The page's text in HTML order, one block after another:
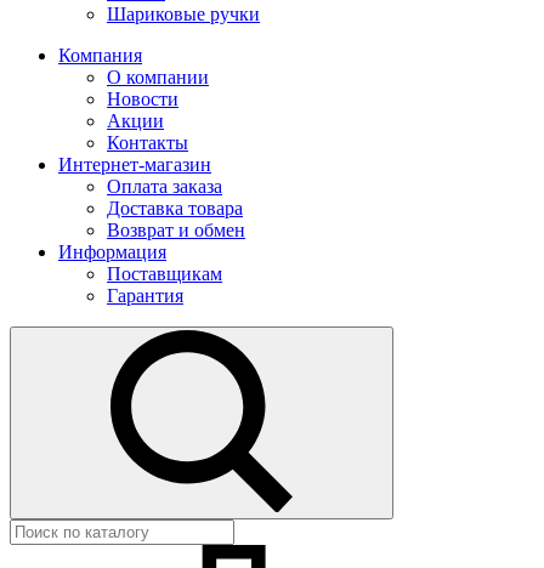
Шариковые ручки
Компания
О компании
Новости
Акции
Контакты
Интернет-магазин
Оплата заказа
Доставка товара
Возврат и обмен
Информация
Поставщикам
Гарантия